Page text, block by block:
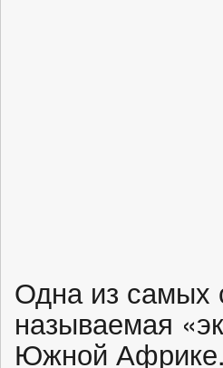
Одна из самых
называемая
Южной Африке.